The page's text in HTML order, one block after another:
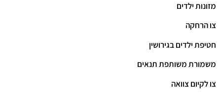
מזונות ילדים
צו הרחקה
חטיפת ילדים בגירושין
משמורת משותפת תנאים
צו לקיום צוואה